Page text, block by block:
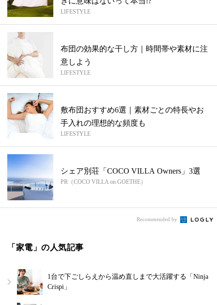
LIFESTYLE
布団の効果的な干し方｜時間帯や素材に注
意しよう
LIFESTYLE
敷布団おすすめ6選｜素材ごとの特長やお
手入れの理想的な頻度も
LIFESTYLE
シェア別荘「COCO VILLA Owners」3選
PR（COCO VILLA on GOETHE）
Recommended by
「家電」の人気記事
1台で下ごしらえから温め直しまで大活躍する「Ninja
Crispi」